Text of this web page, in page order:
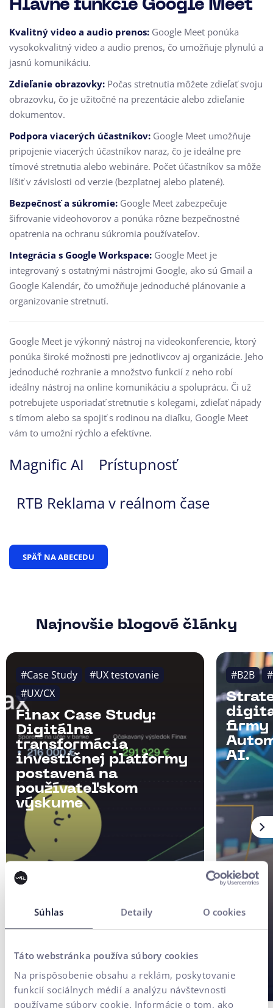
Súhlas Detaily O cookies
Táto webstránka používa súbory cookies
Na prispôsobenie obsahu a reklám, poskytovanie
funkcií sociálnych médií a analýzu návštevnosti
používame súbory cookie. Informácie o tom, ako
Hlavné funkcie Google Meet
Kvalitný video a audio prenos: Google Meet ponúka
vysokokvalitný video a audio prenos, čo umožňuje plynulú a
jasnú komunikáciu.
Zdieľanie obrazovky: Počas stretnutia môžete zdieľať svoju
obrazovku, čo je užitočné na prezentácie alebo zdieľanie
dokumentov.
Podpora viacerých účastníkov: Google Meet umožňuje
pripojenie viacerých účastníkov naraz, čo je ideálne pre
tímové stretnutia alebo webináre. Počet účastníkov sa môže
líšiť v závislosti od verzie (bezplatnej alebo platené).
Bezpečnosť a súkromie: Google Meet zabezpečuje
šifrovanie videohovorov a ponúka rôzne bezpečnostné
opatrenia na ochranu súkromia používateľov.
Integrácia s Google Workspace: Google Meet je
integrovaný s ostatnými nástrojmi Google, ako sú Gmail a
Google Kalendár, čo umožňuje jednoduché plánovanie a
organizovanie stretnutí.
Google Meet je výkonný nástroj na videokonferencie, ktorý
ponúka široké možnosti pre jednotlivcov aj organizácie. Jeho
jednoduché rozhranie a množstvo funkcií z neho robí
ideálny nástroj na online komunikáciu a spoluprácu. Či už
potrebujete usporiadať stretnutie s kolegami, zdieľať nápady
s tímom alebo sa spojiť s rodinou na diaľku, Google Meet
vám to umožní rýchlo a efektívne.
Magnific AI
Prístupnosť
RTB Reklama v reálnom čase
SPÄŤ NA ABECEDU
Najnovšie blogové články
#Case Study
#UX testovanie
#UX/CX
Finax Case Study:
Digitálna
transformácia
investičnej platformy
postavená na
používateľskom
výskume
#B2B
firmy
AI.